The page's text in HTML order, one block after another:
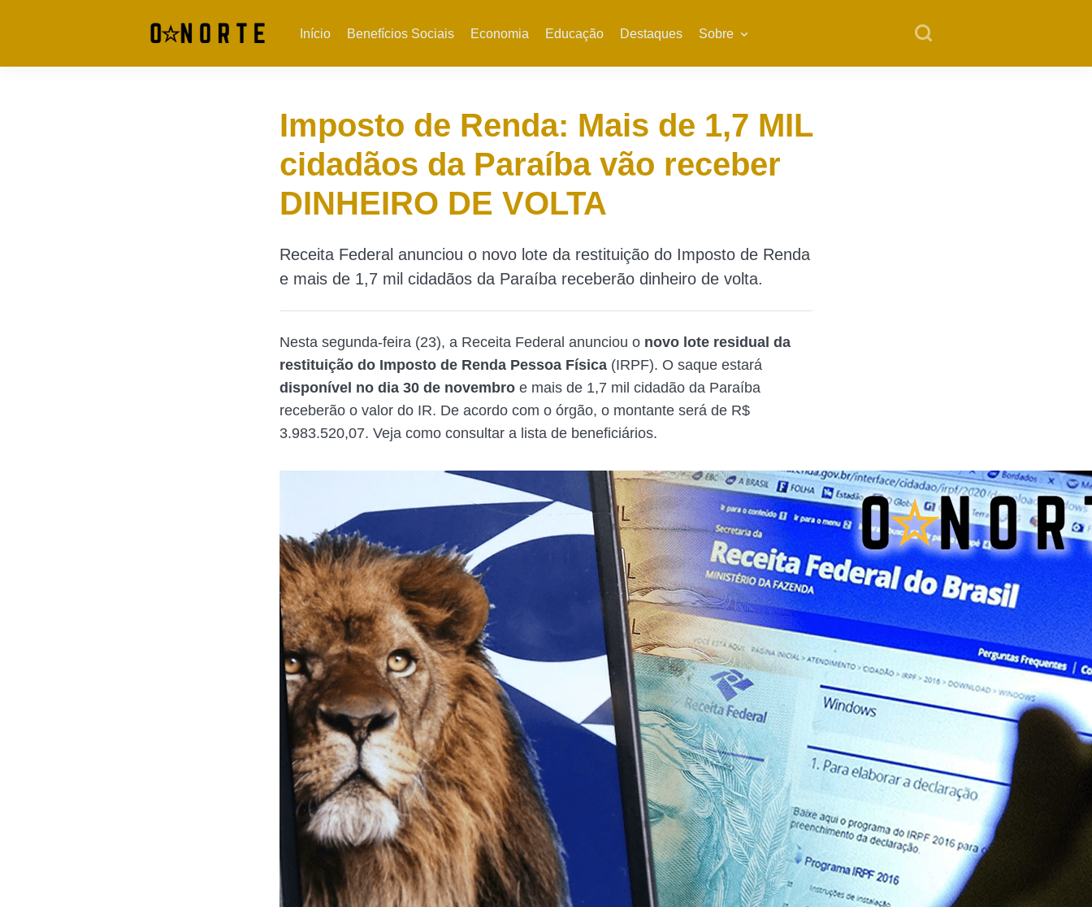
Início Benefícios Sociais Economia Educação Destaques Sobre
Imposto de Renda: Mais de 1,7 MIL
cidadãos da Paraíba vão receber
DINHEIRO DE VOLTA
Receita Federal anunciou o novo lote da restituição do Imposto de Renda
e mais de 1,7 mil cidadãos da Paraíba receberão dinheiro de volta.
Nesta segunda-feira (23), a Receita Federal anunciou o novo lote residual da
restituição do Imposto de Renda Pessoa Física (IRPF). O saque estará
disponível no dia 30 de novembro e mais de 1,7 mil cidadão da Paraíba
receberão o valor do IR. De acordo com o órgão, o montante será de R$
3.983.520,07. Veja como consultar a lista de beneficiários.